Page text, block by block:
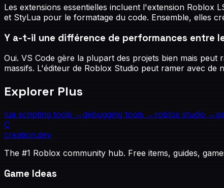
Les extensions essentielles incluent l'extension Roblox
et StyLua pour le formatage du code. Ensemble, elles
Y a-t-il une différence de performances entre
Oui. VS Code gère la plupart des projets bien mais
massifs. L'éditeur de Roblox Studio peut ramer avec
Explorer Plus
lua scripting tools →debugging tools → roblox studio →
C
creation.dev
The #1 Roblox community hub. Free items, guides,
Game Ideas